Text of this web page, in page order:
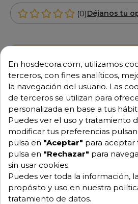
(0)Déjanos tu
Equipo de expertos a tu
Garantía mínima de 1 año.
Pago 100% seguro.
Consulta tus dudas con
976 25 59 91
info@hosdecora.com
Pide tu
En hosdecora.com, utilizamos
terceros, con fines analíticos,
la navegación del usuario. Las
de terceros se utilizan para
personalizada en base a tus
Puedes ver el uso y tratamiento
modificar tus preferencias
pulsa en "Aceptar" para aceptar
pulsa en "Rechazar" para
sin usar cookies.
Puedes ver toda la información,
propósito y uso en nuestra
tratamiento de datos.